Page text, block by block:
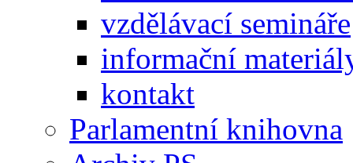
vzdělávací semináře
informační
kontakt
Parlamentní knihovna